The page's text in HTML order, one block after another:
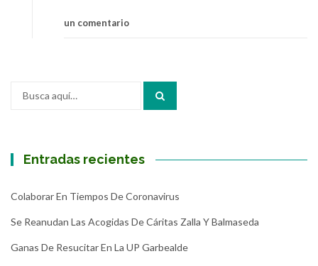
un comentario
Entradas recientes
Colaborar En Tiempos De Coronavirus
Se Reanudan Las Acogidas De Cáritas Zalla Y Balmaseda
Ganas De Resucitar En La UP Garbealde